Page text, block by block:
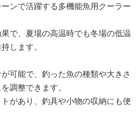
ンで活躍する多機能魚用クーラー
で、夏場の高温時でも冬場の低温
します。
可能で、釣った魚の種類や大きさ
調整できます。
があり、釣具や小物の収納にも便